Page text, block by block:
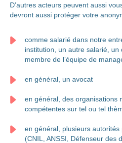
D’autres acteurs peuvent aussi
devront aussi protéger votre
comme salarié dans notre
institution, un autre salarié, un
membre de l’équipe de
en général, un avocat
en général, des organisations
compétentes sur tel ou tel
en général, plusieurs
(CNIL, ANSSI, Défenseur des